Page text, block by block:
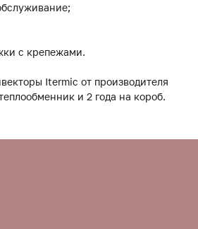
с крепежами.
Itermic от производителя
и 2 года на короб.